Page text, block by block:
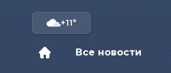
+11°
Все новости